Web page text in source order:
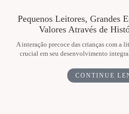
Pequenos Leitores, Grandes
Valores Através de
A interação precoce das crianças com a
crucial em seu desenvolvimento
CONTINUE